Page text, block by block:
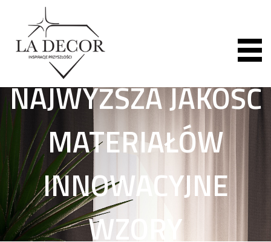
NAJWYŻSZA JAKOŚĆ
MATERIAŁÓW
INNOWACYJNE
WZORY